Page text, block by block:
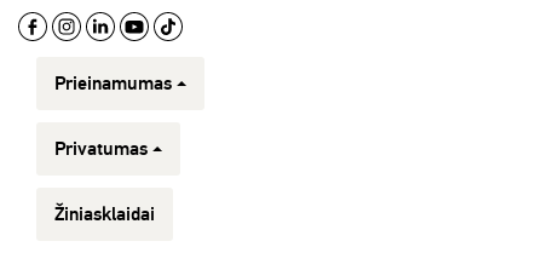
Prieinamumas
Privatumas
Žiniasklaidai